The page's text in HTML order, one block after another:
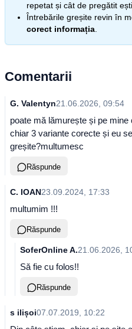
repetat și cât de pregătit ești.
Întrebările greșite revin în
corect informația
Comentarii
G. Valentyn21.06.2026, 09:54
poate mă lămurește și pe
chiar 3 variante corecte și eu
greșite?multumesc
Răspunde
C. IOAN23.09.2024, 17:33
multumim !!!
Răspunde
SoferOnline A.21.06.2026,
Să fie cu folos!!
Răspunde
s ilișoi07.07.2019, 10:22